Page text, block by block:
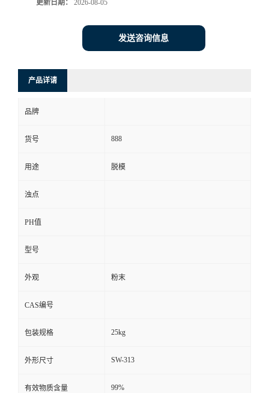
更新日期： 2026-08-05
发送咨询信息
产品详请
品牌
货号 888
用途 脱模
浊点
PH值
型号
外观 粉末
CAS编号
包装规格 25kg
外形尺寸 SW-313
有效物质含量 99%